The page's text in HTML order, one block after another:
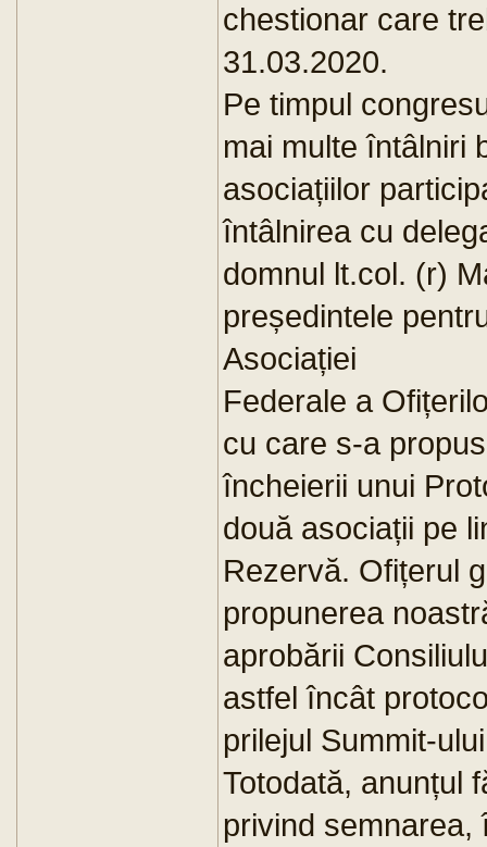
chestionar care
31.03.2020.
Pe timpul
mai multe întâlniri
asociațiilor
întâlnirea cu
domnul lt.col. (r)
președintele
Asociației
Federale a
cu care s-a
încheierii unui
două asociații pe
Rezervă. Ofițerul
propunerea
aprobării
astfel încât
prilejul Summit-
Totodată, anunțul
privind semnarea,